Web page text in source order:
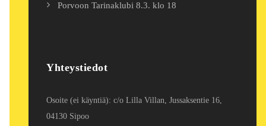
Porvoon Tarinaklubi 8.3. klo 18
Yhteystiedot
Osoite (ei käyntiä): c/o Lilla Villan, Jussaksentie 16,
04130 Sipoo